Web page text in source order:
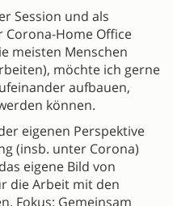
Session und als
Home Office
meisten Menschen
möchte ich gerne
aufbauen,
können.
eigenen Perspektive
(insb. unter Corona)
eigene Bild von
die Arbeit mit den
Fokus: Gemeinsam